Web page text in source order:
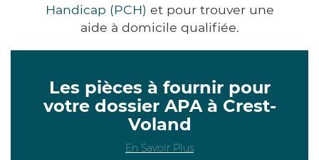
Handicap (PCH) et pour trouver une
aide à domicile qualifiée.
Les pièces à fournir pour
votre dossier APA à Crest-
Voland
En Savoir Plus